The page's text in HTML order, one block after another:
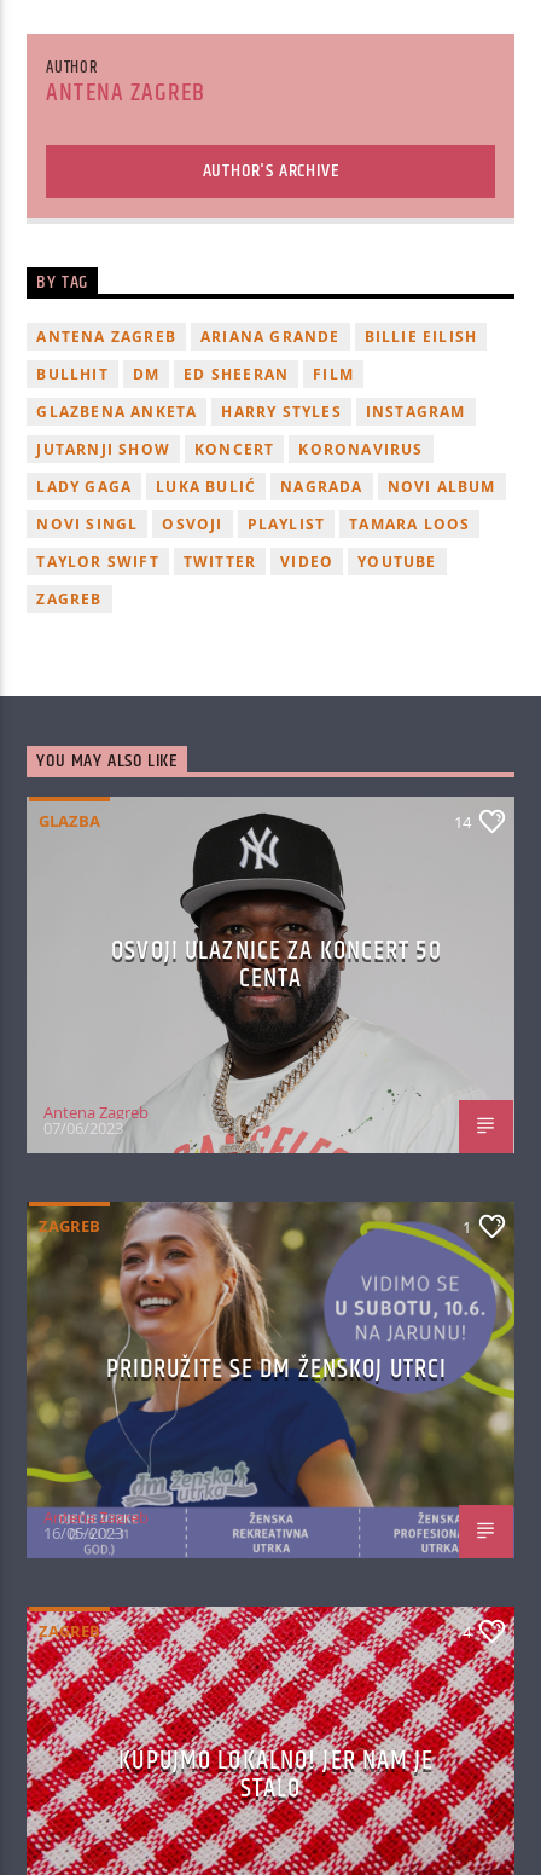
AUTHOR
ANTENA ZAGREB
AUTHOR'S ARCHIVE
BY TAG
ANTENA ZAGREB ARIANA GRANDE
BILLIE EILISH
BULLHIT
DM ED SHEERAN
FILM
GLAZBENA ANKETA
HARRY STYLES
INSTAGRAM
JUTARNJI SHOW
KONCERT
KORONAVIRUS
LADY GAGA
LUKA BULIĆ NAGRADA
NOVI ALBUM
NOVI SINGL
OSVOJI PLAYLIST
TAMARA LOOS
TAYLOR SWIFT
TWITTER VIDEO
YOUTUBE
ZAGREB
YOU MAY ALSO LIKE
GLAZBA 14
OSVOJI ULAZNICE ZA KONCERT 50
CENTA
Antena Zagreb
07/06/2023
ZAGREB 1
PRIDRUŽITE SE DM ŽENSKOJ UTRCI
Antena Zagreb
16/05/2023
ZAGREB 4
KUPUJMO LOKALNO! JER NAM JE
STALO